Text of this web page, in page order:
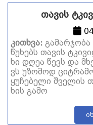
თავის
კითხვა:
წუხებს თავის
ხი დღეა წევს და
ვს უზომოდ
ყუჩებელი შველის
ხის გამო